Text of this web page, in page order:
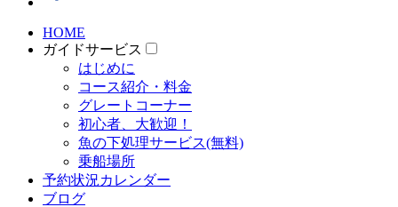
HOME
ガイドサービス
はじめに
コース紹介・料金
グレートコーナー
初心者、大歓迎！
魚の下処理サービス(無料)
乗船場所
予約状況カレンダー
ブログ